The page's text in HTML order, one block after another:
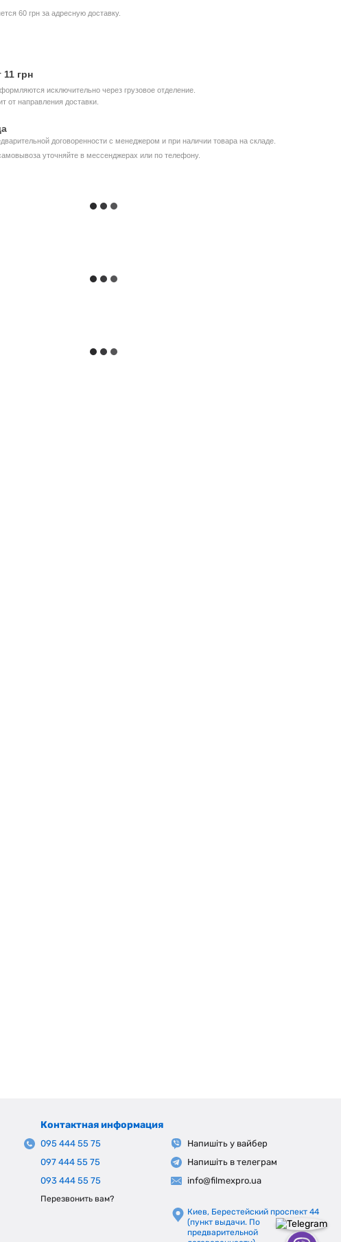
60 грн за адресную доставку.
11 грн
исключительно через грузовое отделение.
от направления доставки.
договоренности с менеджером и при наличии товара на складе.
уточняйте в мессенджерах или по телефону.
Контактная информация
095 444 55 75
097 444 55 75
093 444 55 75
Перезвонить вам?
Напишіть у вайбер
Напишіть в телеграм
info@filmexpro.ua
Киев, Берестейский проспект 44
(пункт выдачи. По
предварительной